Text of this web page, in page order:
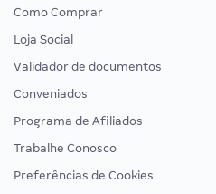
Como Comprar
Loja Social
Validador de documentos
Conveniados
Programa de Afiliados
Trabalhe Conosco
Preferências de Cookies